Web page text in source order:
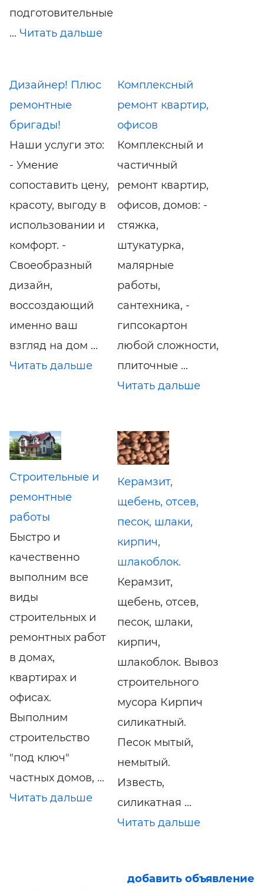
подготовительные
... Читать дальше
Дизайнер! Плюс
ремонтные
бригады!
Наши услуги это:
- Умение
сопоставить цену,
красоту, выгоду в
использовании и
комфорт. -
Своеобразный
дизайн,
воссоздающий
именно ваш
взгляд на дом ...
Читать дальше
Комплексный
ремонт квартир,
офисов
Комплексный и
частичный
ремонт квартир,
офисов, домов: -
стяжка,
штукатурка,
малярные
работы,
сантехника, -
гипсокартон
любой сложности,
плиточные ...
Читать дальше
Строительные и
ремонтные
работы
Быстро и
качественно
выполним все
виды
строительных и
ремонтных работ
в домах,
квартирах и
офисах.
Выполним
строительство
"под ключ"
частных домов, ...
Читать дальше
Керамзит,
щебень, отсев,
песок, шлаки,
кирпич,
шлакоблок.
Керамзит,
щебень, отсев,
песок, шлаки,
кирпич,
шлакоблок. Вывоз
строительного
мусора Кирпич
силикатный.
Песок мытый,
немытый.
Известь,
силикатная ...
Читать дальше
добавить объявление